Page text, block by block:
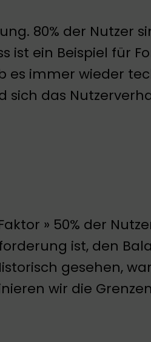
80% der Nutzer
ist ein Beispiel für
immer wieder
sich das
» 50% der
ist, den
gesehen,
wir die